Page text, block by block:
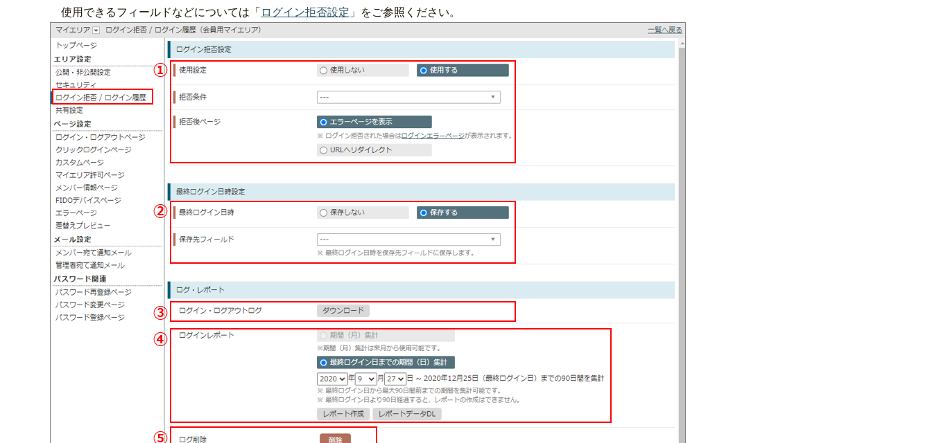
使用できるフィールドなどについては「 ログイン拒否設定 」 をご参照ください。